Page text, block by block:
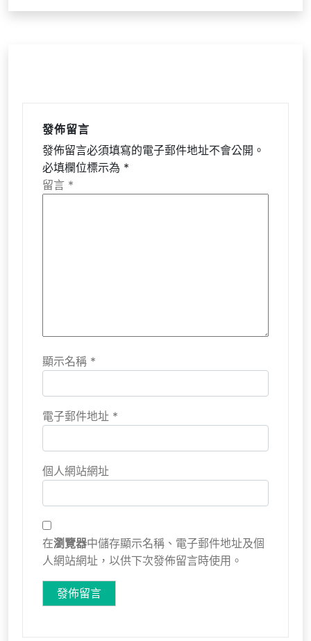
覽
發佈留言
發佈留言必須填寫的電子郵件地址不會公開。
必填欄位標示為 *
留言 *
顯示名稱 *
電子郵件地址 *
個人網站網址
在瀏覽器中儲存顯示名稱、電子郵件地址及個
人網站網址，以供下次發佈留言時使用。